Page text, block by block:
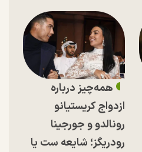
همه‌چیز درباره
ازدواج کریستیانو
رونالدو و جورجینا
رودریگز؛ شایعه ست یا